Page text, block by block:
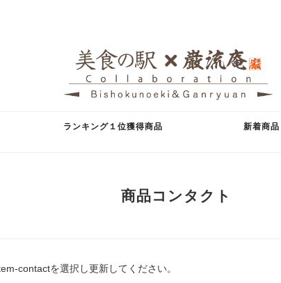
ランキング１位獲得商品 新着商品
商品コンタクト
contactを選択し更新してください。